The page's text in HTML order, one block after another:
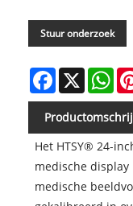
Stuur onderzoek
Facebook
X
Het HTSY® 24-
medische
medische